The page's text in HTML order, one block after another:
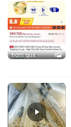
hôm qua 1